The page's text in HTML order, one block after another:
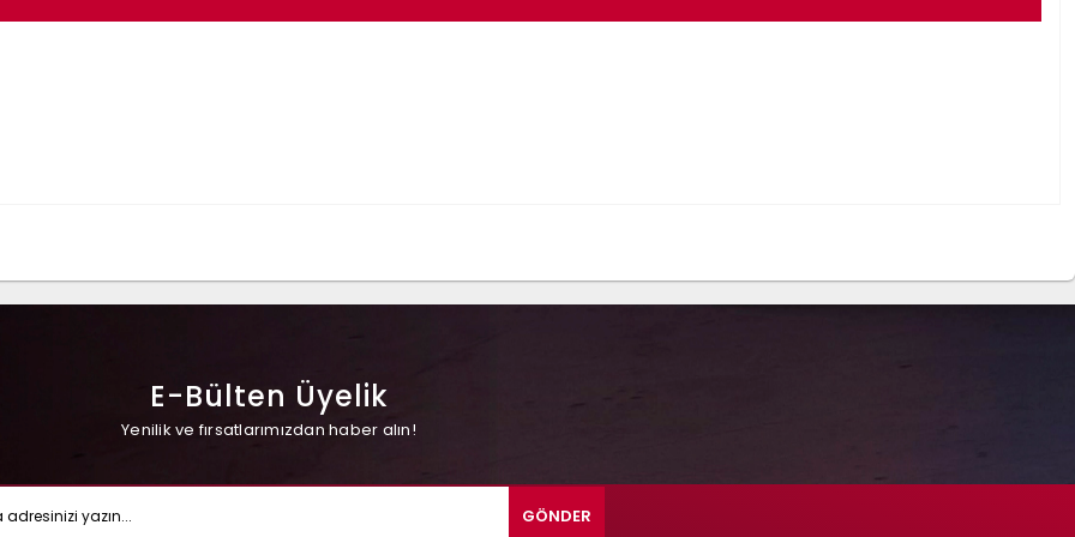
E-Bülten Üyelik
Yenilik ve fırsatlarımızdan haber alın!
GÖNDER